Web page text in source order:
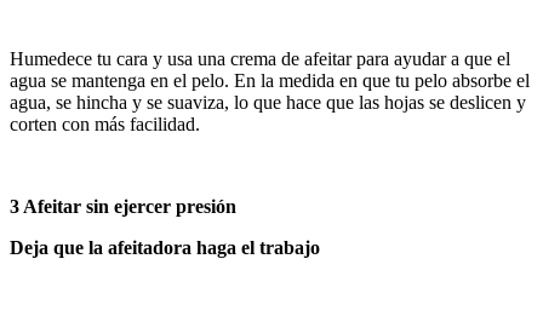
Humedece tu cara y usa una crema de afeitar para ayudar a que el
agua se mantenga en el pelo. En la medida en que tu pelo absorbe el
agua, se hincha y se suaviza, lo que hace que las hojas se deslicen y
corten con más facilidad.
3 Afeitar sin ejercer presión
Deja que la afeitadora haga el trabajo